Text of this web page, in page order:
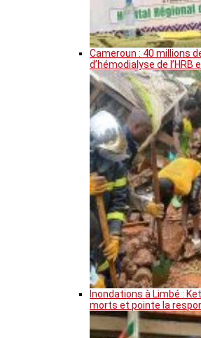
Cameroun : 40 millions
d’hémodialyse de
Inondations à Limbé :
morts et pointe la